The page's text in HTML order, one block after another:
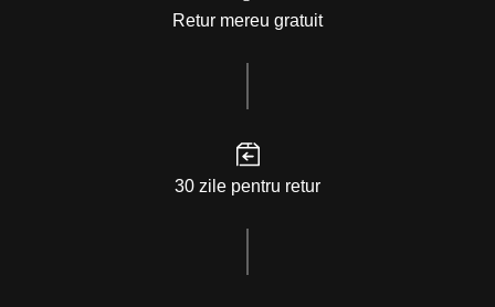
Retur mereu gratuit
30 zile pentru retur